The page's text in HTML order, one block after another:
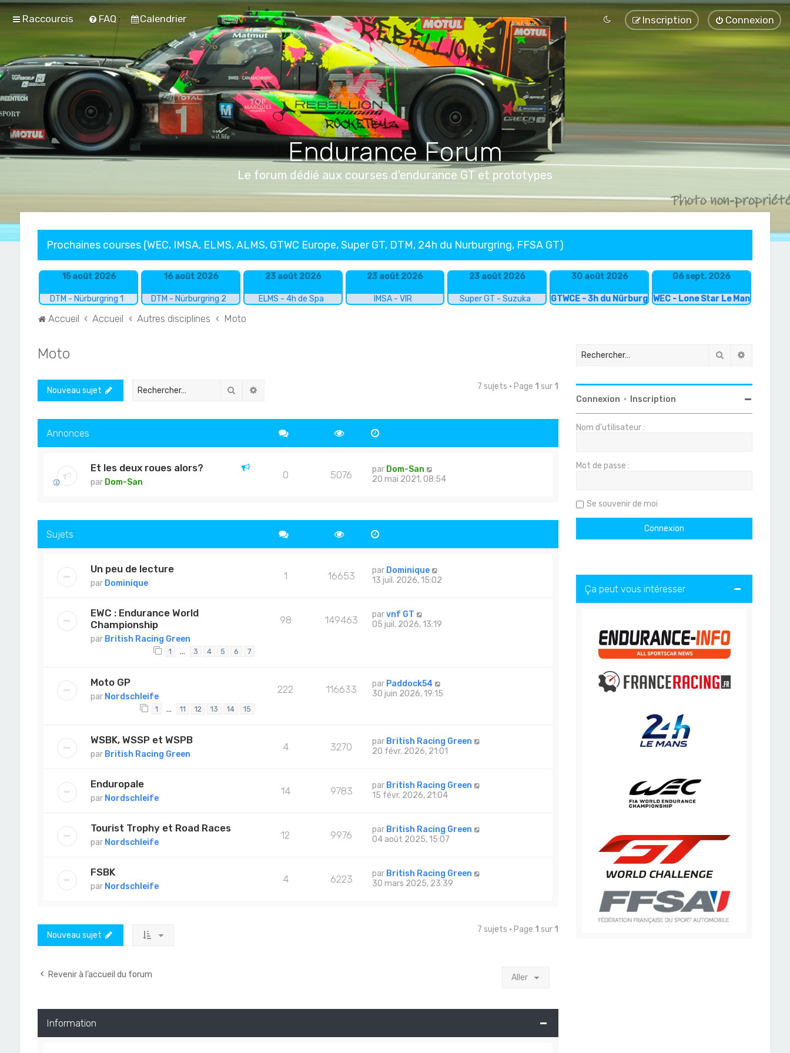
Raccourcis FAQ Calendrier Connexion
Inscription
Endurance Forum
Le forum dédié aux courses d'endurance GT et prototypes
Prochaines courses (WEC, IMSA, ELMS, ALMS, GTWC Europe, Super GT, DTM, 24h du Nurburgring, FFSA GT)
15 août 2026
DTM - Nürburgring 1
16 août 2026
DTM - Nürburgring 2
23 août 2026
ELMS - 4h de Spa
23 août 2026
IMSA - VIR
23 août 2026
Super GT - Suzuka
30 août 2026
GTWCE - 3h du Nürburgring
06 sept. 2026
WEC - Lone Star Le Mans
Accueil Accueil Autres disciplines Moto
Moto
Nouveau sujet Rechercher 7 sujets • Page 1 sur 1
Annonces
Et les deux roues alors?
par Dom-San
0 5076 par Dom-San
20 mai 2021, 08:54
Sujets
Un peu de lecture
par Dominique
1 16653 par Dominique
13 juil. 2026, 15:02
EWC : Endurance World
Championship
par British Racing Green
1 … 3 4 5 6 7
98 149463 parvnf GT
05 juil. 2026, 13:19
Moto GP
par Nordschleife
1 … 11 12 13 14 15
222 116633 par Paddock54
30 juin 2026, 19:15
WSBK, WSSP et WSPB
par British Racing Green
4 3270 par British Racing Green
20 févr. 2026, 21:01
Enduropale
par Nordschleife
14 9783 par British Racing Green
15 févr. 2026, 21:04
Tourist Trophy et Road Races
par Nordschleife
12 9976 par British Racing Green
04 août 2025, 15:07
FSBK
par Nordschleife
4 6223 par British Racing Green
30 mars 2025, 23:39
Nouveau sujet
7 sujets • Page 1 sur 1
Revenir à l’accueil du forum Aller
Information
Rechercher
Connexion • Inscription
Nom d’utilisateur :
Mot de passe :
Se souvenir de moi
Ça peut vous intéresser